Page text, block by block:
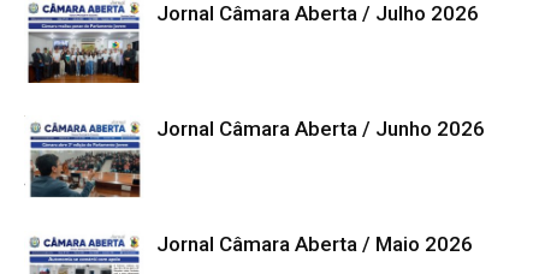
Jornal Câmara Aberta / Julho 2026
Jornal Câmara Aberta / Junho 2026
Jornal Câmara Aberta / Maio 2026